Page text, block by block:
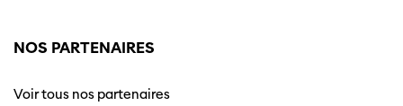
NOS PARTENAIRES
Voir tous nos partenaires